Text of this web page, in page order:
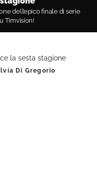
dell’epico finale di serie
Timvision!
la sesta stagione
Di Gregorio